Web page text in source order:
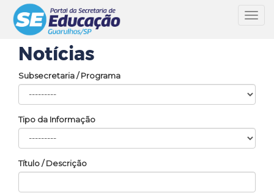
Notícias
Subsecretaria / Programa
Tipo da Informação
Título / Descrição